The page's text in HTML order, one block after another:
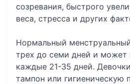
созревания, быстрого
веса, стресса и других
Нормальный
трех до семи дней и может
каждые 21-35 дней.
тампон или гигиеническую